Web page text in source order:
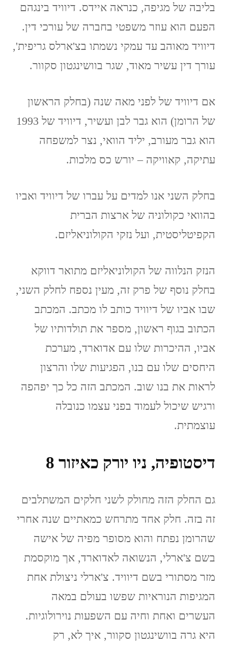
בליבה של מגיפה, כנראה איידס. דיוויד בינגהם
הפעם הוא עוזר משפטי בחברה של עורכי דין.
דיוויד מאוהב עד עמקי נשמתו בצ'ארלס גריפית',
עורך דין עשיר מאוד, שגר בוושינגטון סקוור.
אם דיוויד של לפני מאה שנה (בחלק הראשון
של הרומן) הוא גבר לבן ועשיר, דיוויד של 1993
הוא גבר מעורב, יליד הוואי, נצר למשפחה
עתיקה, קאוויקה – יורש כס מלכות.
בחלק השני אנו למדים על עברו של דיוויד ואביו
בהוואי כקולוניה של ארצות הברית
הקפיטליסטית, ועל נזקי הקולוניאליזם.
הנזק הנלווה של הקולוניאליזם מתואר דווקא
בחלק נוסף של פרק זה, מעין נספח לחלק השני,
שבו אביו של דיוויד כותב לו מכתב. המכתב
הכתוב בגוף ראשון, מספר את תולדותיו של
אביו, ההיכרות שלו עם אדוארד, מערכת
היחסים שלו עם בנו, הפגיעות שלו והרצון
לראות את בנו שוב. המכתב הזה כל כך יפהפה
ורגיש שיכול לעמוד בפני עצמו כנובלה
עוצמתית.
דיסטופיה, ניו יורק כאיזור 8
גם החלק הזה מחולק לשני חלקים המשתלבים
זה בזה. חלק אחד מתרחש כמאתיים שנה אחרי
שהרומן נפתח והוא מסופר מפיה של אישה
בשם צ'ארלי, הנשואה לאדוארד, אך מוקסמת
מזר מסתורי בשם דיוויד. צ'ארלי ניצולת אחת
המגיפות הנוראיות שפשו בעולם במאה
העשרים ואחת וחיה עם השפעות נוירולוגיות.
היא גרה בוושינגטון סקוור, איך לא, רק